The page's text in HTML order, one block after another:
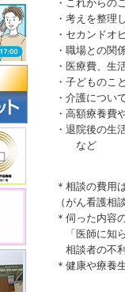
・これからの
・考えを整理
・セカンドオ
・職場との関
・医療費、生
・子どものこ
・介護につい
・高額療養費
・退院後の生
など
＊相談の費用
（がん看護
＊伺った内容
「医師に知
相談者の不
＊健康や療養